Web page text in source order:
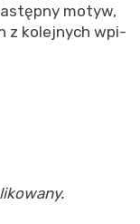
motyw,
z ko­lej­nych wpi­